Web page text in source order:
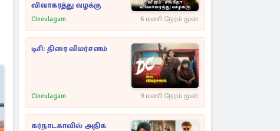
விவாகரத்து வழக்கு
Cineulagam 6 மணி நேரம் முன்
டிசி: திரை விமர்சனம்
Cineulagam 9 மணி நேரம் முன்
கர்நாடகாவில் அதிக